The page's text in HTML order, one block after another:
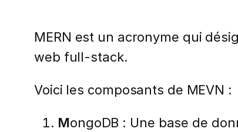
MERN est un acronyme qui
web full-stack.
Voici les composants de MEVN :
MongoDB : Une base de